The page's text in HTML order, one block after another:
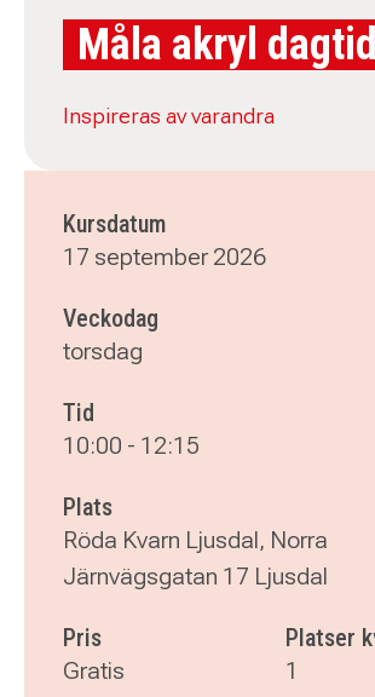
Måla akryl dagtid
Inspireras av varandra
Kursdatum
17 september 2026
Veckodag
torsdag
Tid
10:00 - 12:15
Plats
Röda Kvarn Ljusdal, Norra
Järnvägsgatan 17 Ljusdal
Pris
Gratis
Platser
1